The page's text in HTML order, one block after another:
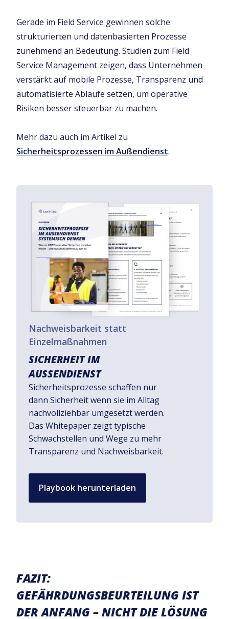
Gerade im Field Service gewinnen solche
strukturierten und datenbasierten Prozesse
zunehmend an Bedeutung. Studien zum Field
Service Management zeigen, dass Unternehmen
verstärkt auf mobile Prozesse, Transparenz und
automatisierte Abläufe setzen, um operative
Risiken besser steuerbar zu machen.
Mehr dazu auch im Artikel zu
Sicherheitsprozessen im Außendienst.
Nachweisbarkeit statt
Einzelmaßnahmen
SICHERHEIT IM
AUSSENDIENST
Sicherheitsprozesse schaffen nur
dann Sicherheit wenn sie im Alltag
nachvollziehbar umgesetzt werden.
Das Whitepaper zeigt typische
Schwachstellen und Wege zu mehr
Transparenz und Nachweisbarkeit.
Playbook herunterladen
FAZIT:
GEFÄHRDUNGSBEURTEILUNG IST
DER ANFANG – NICHT DIE LÖSUNG